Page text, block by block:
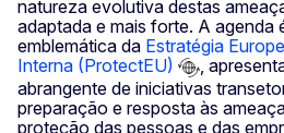
natureza evolutiva destas
adaptada e mais forte. A agenda
emblemática da Estratégia
Interna (ProtectEU)
,
abrangente de iniciativas
preparação e resposta às
proteção das pessoas e das